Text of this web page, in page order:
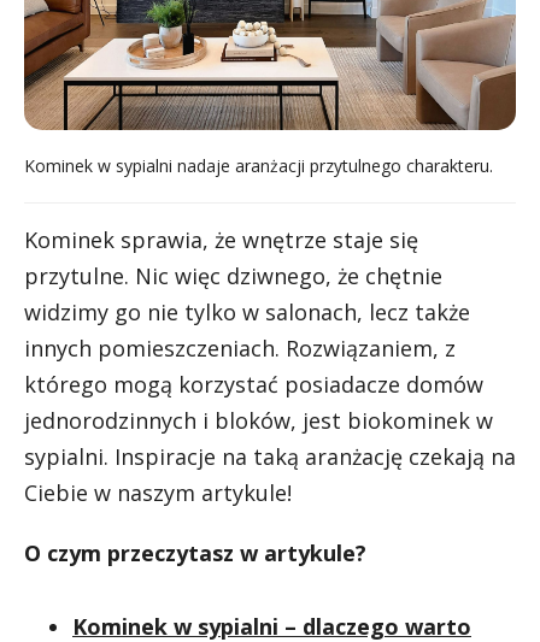
Kominek w sypialni nadaje aranżacji przytulnego charakteru.
Kominek sprawia, że wnętrze staje się
przytulne. Nic więc dziwnego, że chętnie
widzimy go nie tylko w salonach, lecz także
innych pomieszczeniach. Rozwiązaniem, z
którego mogą korzystać posiadacze domów
jednorodzinnych i bloków, jest biokominek w
sypialni. Inspiracje na taką aranżację czekają na
Ciebie w naszym artykule!
O czym przeczytasz w artykule?
Kominek w sypialni – dlaczego warto